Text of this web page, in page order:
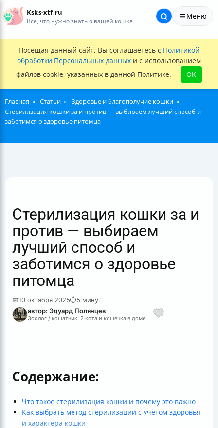
Ksks-xtf.ru
Все, что нужно знать о вашей кошке
Меню
Посещая данный сайт, Вы соглашаетесь с Политикой
обработки Персональных данных и с использованием
файлов cookie, указанных в данной Политике.
OK
Главная Статьи
Здоровье и благополучие кошки
Стерилизация кошки за и против — выбираем лучший способ и
заботимся о здоровье питомца
Стерилизация кошки за и
против — выбираем
лучший способ и
заботимся о здоровье
питомца
📅10 октября 2025⏱5 минут
автор: Эдуард Полянцев
Зоолог / кошатник: 2 кота и кошечка в доме
Содержание:
Что такое стерилизация кошки и почему это важно
Как выбрать метод стерилизации с учётом здоровья
и характера кошки